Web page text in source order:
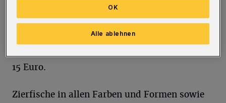
Nacht steigt am Freitag (8. November) ab 20
Uhr in der Evang. Ref. Gemeinde Ronsdorf
(Kurfürstenstraße 13). Gäste sind Christian
15 Euro.
Zierfische in allen Farben und Formen sowie
Alle ablehnen
OK